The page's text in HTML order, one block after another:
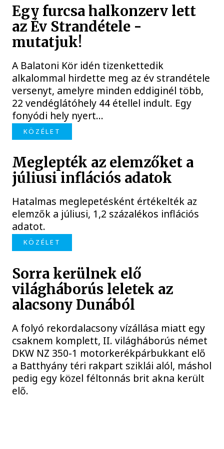
Egy furcsa halkonzerv lett
az Év Strandétele -
mutatjuk!
A Balatoni Kör idén tizenkettedik
alkalommal hirdette meg az év strandétele
versenyt, amelyre minden eddiginél több,
22 vendéglátóhely 44 étellel indult. Egy
fonyódi hely nyert...
KÖZÉLET
Meglepték az elemzőket a
júliusi inflációs adatok
Hatalmas meglepetésként értékelték az
elemzők a júliusi, 1,2 százalékos inflációs
adatot.
KÖZÉLET
Sorra kerülnek elő
világháborús leletek az
alacsony Dunából
A folyó rekordalacsony vízállása miatt egy
csaknem komplett, II. világháborús német
DKW NZ 350-1 motorkerékpárbukkant elő
a Batthyány téri rakpart sziklái alól, máshol
pedig egy közel féltonnás brit akna került
elő.